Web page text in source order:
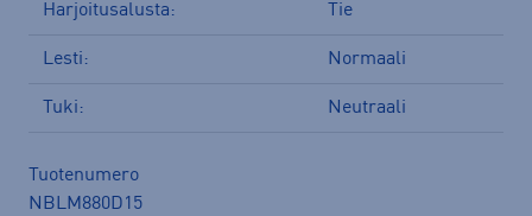
Harjoitusalusta: Tie
Lesti: Normaali
Tuki: Neutraali
Tuotenumero
NBLM880D15